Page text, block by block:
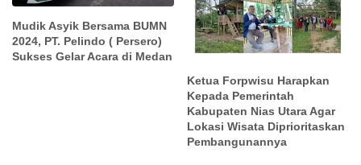
Mudik Asyik Bersama BUMN
2024, PT. Pelindo ( Persero)
Sukses Gelar Acara di Medan
Ketua Forpwisu Harapkan
Kepada Pemerintah
Kabupaten Nias Utara Agar
Lokasi Wisata Diprioritaskan
Pembangunannya